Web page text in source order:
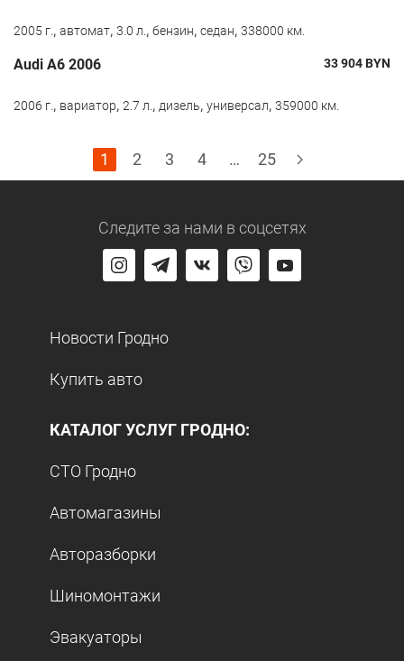
2005 г., автомат, 3.0 л., бензин, седан, 338000 км.
Audi A6 2006 33 904BYN
2006 г., вариатор, 2.7 л., дизель, универсал, 359000 км.
1 2 3 4 … 25
Следите за нами в соцсетях
Новости Гродно
Купить авто
КАТАЛОГ УСЛУГ ГРОДНО:
СТО Гродно
Автомагазины
Авторазборки
Шиномонтажи
Эвакуаторы